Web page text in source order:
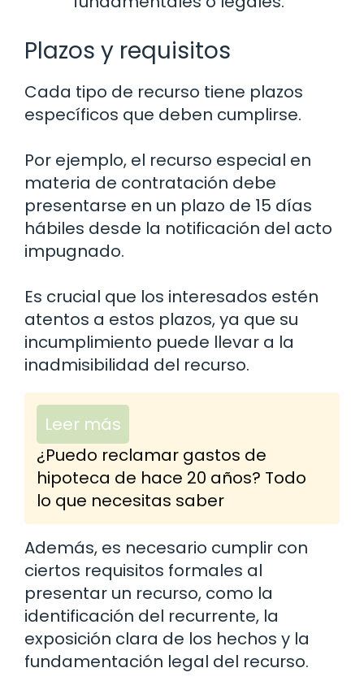
Plazos y requisitos
Cada tipo de recurso tiene plazos
específicos que deben cumplirse.
Por ejemplo, el recurso especial en
materia de contratación debe
presentarse en un plazo de 15 días
hábiles desde la notificación del acto
impugnado.
Es crucial que los interesados estén
atentos a estos plazos, ya que su
incumplimiento puede llevar a la
inadmisibilidad del recurso.
Leer más
¿Puedo reclamar gastos de
hipoteca de hace 20 años? Todo
lo que necesitas saber
Además, es necesario cumplir con
ciertos requisitos formales al
presentar un recurso, como la
identificación del recurrente, la
exposición clara de los hechos y la
fundamentación legal del recurso.